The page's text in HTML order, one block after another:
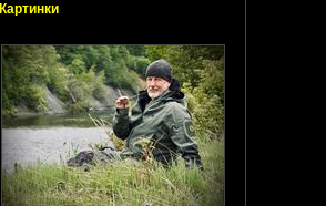
Картинки